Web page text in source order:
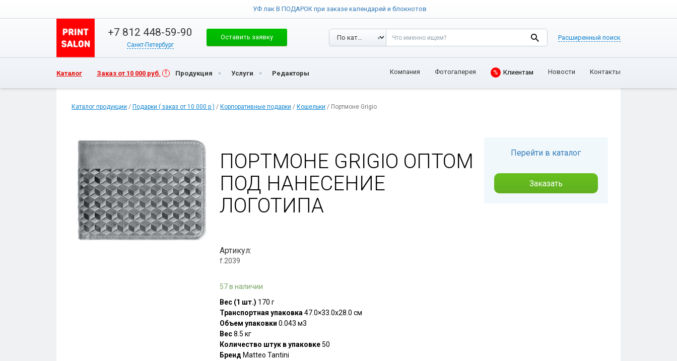
УФ лак В ПОДАРОК при заказе календарей и блокнотов
+7 812 448-59-90
Санкт-Петербург
Оставить заявку Расширенный поиск
Каталог Заказ от 10 000 руб. Продукция Услуги Редакторы Компания Фотогалерея % Клиентам Новости Контакты
Каталог продукции / Подарки ( заказ от 10 000 р ) / Корпоративные подарки / Кошельки / Портмоне Grigio
ПОРТМОНЕ GRIGIO ОПТОМ
ПОД НАНЕСЕНИЕ
ЛОГОТИПА
Артикул:
f.2039
57 в наличии
Вес (1 шт.) 170 г
Транспортная упаковка 47.0×33.0x28.0 см
Объем упаковки 0.043 м3
Вес8.5 кг
Количество штук в упаковке50
Бренд Matteo Tantini
Перейти в каталог
Заказать